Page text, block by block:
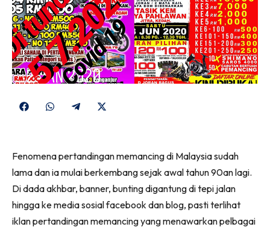
Share
Share
Share
(Twitter)
Fenomena pertandingan memancing di Malaysia sudah
lama dan ia mulai berkembang sejak awal tahun 90an lagi.
Di dada akhbar, banner, bunting digantung di tepi jalan
hingga ke media sosial facebook dan blog, pasti terlihat
iklan pertandingan memancing yang menawarkan pelbagai